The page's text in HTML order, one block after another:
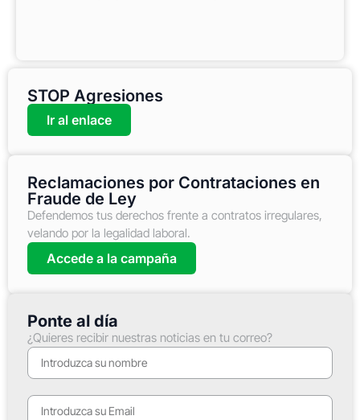
STOP Agresiones
Ir al enlace
Reclamaciones por Contrataciones en
Fraude de Ley
Defendemos tus derechos frente a contratos irregulares,
velando por la legalidad laboral.
Accede a la campaña
Ponte al día
¿Quieres recibir nuestras noticias en tu correo?